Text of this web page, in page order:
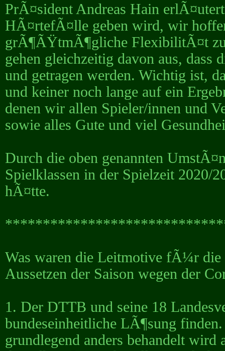
PrÃ¤sident Andreas Hain
HÃ¤rtefÃ¤lle geben wird, wir
grÃ¶ÃŸtmÃ¶gliche FlexibilitÃ¤t
gehen gleichzeitig davon aus, dass
und getragen werden. Wichtig ist,
und keiner noch lange auf ein
denen wir allen Spieler/innen und
sowie alles Gute und viel
Durch die oben genannten
Spielklassen in der Spielzeit 2020/
hÃ¤tte.
Was waren die Leitmotive fÃ¼r die
Aussetzen der Saison wegen der
1. Der DTTB und seine 18
bundeseinheitliche LÃ¶sung
grundlegend anders behandelt